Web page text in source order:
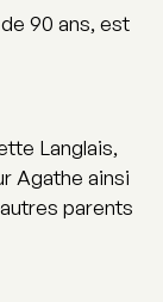
de 90 ans, est
Langlais,
Agathe ainsi
parents